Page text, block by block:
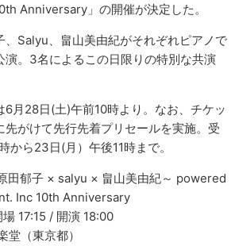
Anniversary」の開催が決定した。
、Salyu、畠山美由紀がそれぞれピアノで
演。3名によるこの日限りの特別な共演
6月28日(土)午前10時より。なお、チケッ
先がけて先行先着プリセールを実施。受
から23日(月）午後11時まで。
田郁子 × salyu × 畠山美由紀～ powered
Inc 10th Anniversary
17:15 / 開演 18:00
堂（東京都）